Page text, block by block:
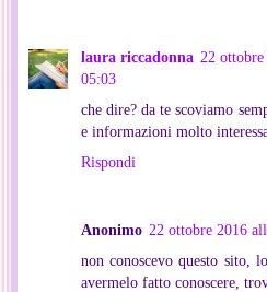
laura riccadonna 22
05:03
che dire? da te scoviamo
e informazioni molto
Rispondi
Anonimo 22 ottobre 2016
non conoscevo questo sito,
avermelo fatto conoscere,